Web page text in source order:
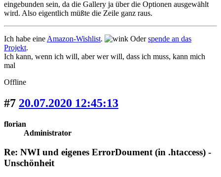
eingebunden sein, da die Gallery ja über die Optionen ausgewählt
wird. Also eigentlich müßte die Zeile ganz raus.
Ich habe eine Amazon-Wishlist. Oderspende an das
Projekt.
Ich kann, wenn ich will, aber wer will, dass ich muss, kann mich
mal
Offline
#7 20.07.2020 12:45:13
florian
Administrator
Re: NWI und eigenes ErrorDoument (in .htaccess) -
Unschönheit